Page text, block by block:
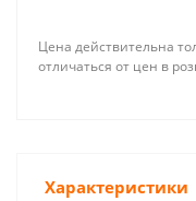
Цена действительна
отличаться от цен в
Характеристики